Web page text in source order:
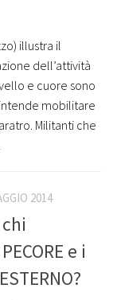
illustra il
dell’attività
e cuore sono
mobilitare
Militanti che
2014
e i